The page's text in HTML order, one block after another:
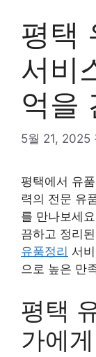
평택
서비
억을
5월 21, 2025
평택에서 유
력의 전문 유
를 만나보세
끔하고 정리
유품정리 서
으로 높은 만
평택
가에